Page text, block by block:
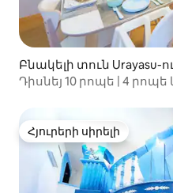
Բնակելի տուն Urayasu-
Դիսնեյ 10 րոպե | 4
Հյուրերի սիրելի
Հյուրերի սիրելի